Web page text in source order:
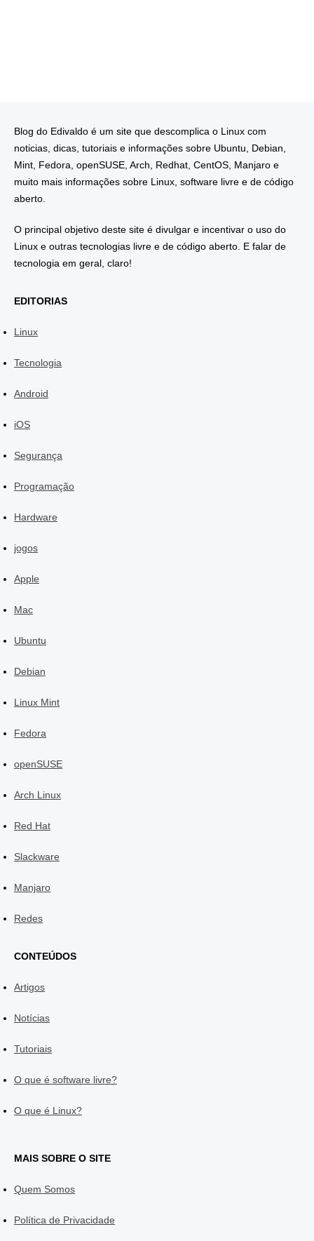
Blog do Edivaldo é um site que descomplica o Linux com
noticias, dicas, tutoriais e informações sobre Ubuntu, Debian,
Mint, Fedora, openSUSE, Arch, Redhat, CentOS, Manjaro e
muito mais informações sobre Linux, software livre e de código
aberto.
O principal objetivo deste site é divulgar e incentivar o uso do
Linux e outras tecnologias livre e de código aberto. E falar de
tecnologia em geral, claro!
EDITORIAS
Linux
Tecnologia
Android
iOS
Segurança
Programação
Hardware
jogos
Apple
Mac
Ubuntu
Debian
Linux Mint
Fedora
openSUSE
Arch Linux
Red Hat
Slackware
Manjaro
Redes
CONTEÚDOS
Artigos
Notícias
Tutoriais
O que é software livre?
O que é Linux?
MAIS SOBRE O SITE
Quem Somos
Política de Privacidade